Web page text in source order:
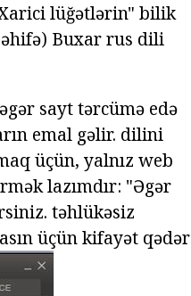
Xarici lüğətlərin" bilik
Buxar rus dili
sayt tərcümə edə
emal gəlir. dilini
üçün, yalnız web
lazımdır: "Əgər
təhlükəsiz
üçün kifayət qədər